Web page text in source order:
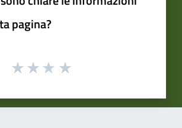
pagina?